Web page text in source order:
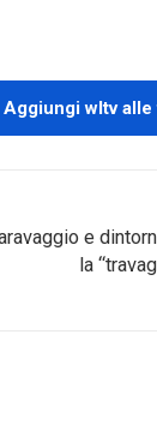
Aggiungi wltv
e
la